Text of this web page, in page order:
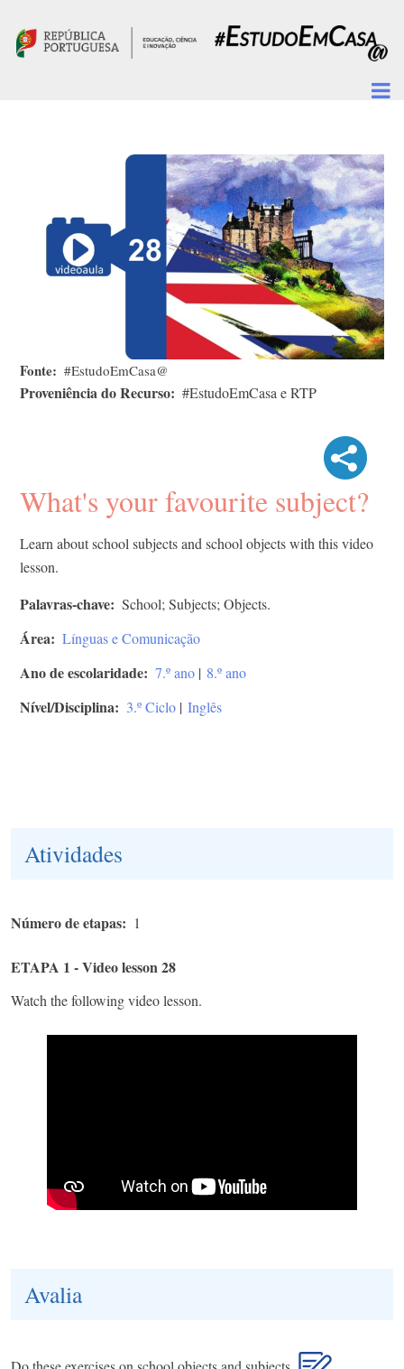
Fonte #EstudoEmCasa@
Proveniência do Recurso #EstudoEmCasa e RTP
What's your favourite subject?
Learn about school subjects and school objects with this video
lesson.
Palavras-chave School; Subjects; Objects.
Área Línguas e Comunicação
Ano de escolaridade 7.º ano | 8.º ano
Nível/Disciplina 3.º Ciclo | Inglês
Atividades
Número de etapas 1
ETAPA 1 - Video lesson 28
Watch the following video lesson.
Avalia